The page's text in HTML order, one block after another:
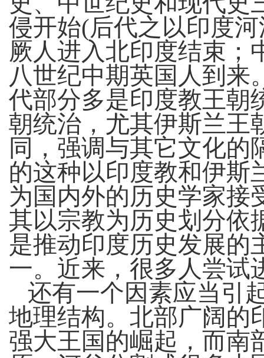
侵开始(后代之以印度
厥人进入北印度结束；
八世纪中期英国人到来
代部分多是印度教王朝
朝统治，尤其伊斯兰王
同，强调与其它文化的
的这种以印度教和伊斯
为国内外的历史学家接
其以宗教为历史划分依
是推动印度历史发展的
一。近来，很多人尝试
还有一个因素应当引
地理结构。北部广阔的
强大王国的崛起，而南